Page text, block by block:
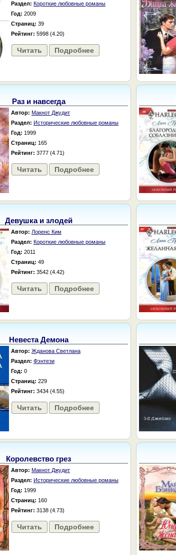
Раздел: Короткие любовные романы
Год: 2009
Страниц: 39
Рейтинг: 5998 (4.20)
Читать Подробнее
Раз и навсегда
Автор: Макнот Джудит
Раздел: Исторические любовные романы
Год: 1999
Страниц: 165
Рейтинг: 3777 (4.71)
Читать Подробнее
Девушка и злодей
Автор: Лоренс Ким
Раздел: Короткие любовные романы
Год: 2011
Страниц: 49
Рейтинг: 3542 (4.42)
Читать Подробнее
Невеста Демона
Автор: Жданова Светлана
Раздел: Фэнтези
Год: 0
Страниц: 229
Рейтинг: 3434 (4.55)
Читать Подробнее
Королевство грез
Автор: Макнот Джудит
Раздел: Исторические любовные романы
Год: 1999
Страниц: 160
Рейтинг: 3138 (4.73)
Читать Подробнее